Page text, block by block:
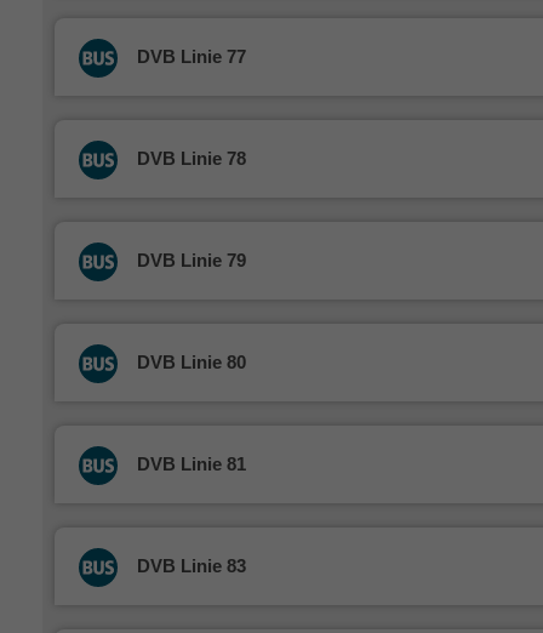
DVB Linie 77
DVB Linie 78
DVB Linie 79
DVB Linie 80
DVB Linie 81
DVB Linie 83